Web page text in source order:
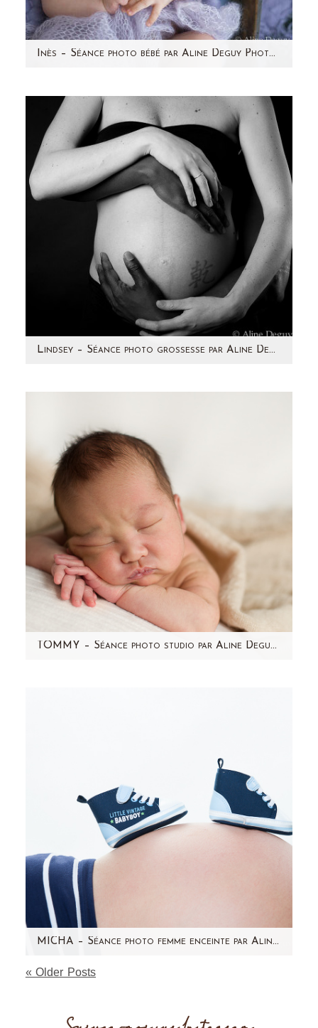
Inès – Séance photo bébé par Aline Deguy Photographe Paris et région parisienne
pour photographier le ventre rond de sa
maman mais Inès était…
Lindsey – Séance photo grossesse par Aline Deguy Photographe Paris et région parisienne
TOMMY – Séance photo studio par Aline Deguy Photographe Paris et région parisienne
MICHA – Séance photo femme enceinte par Aline Deguy Photographe Paris
Aujourd'hui, j'ai envie de partager avec vous
« Older Posts